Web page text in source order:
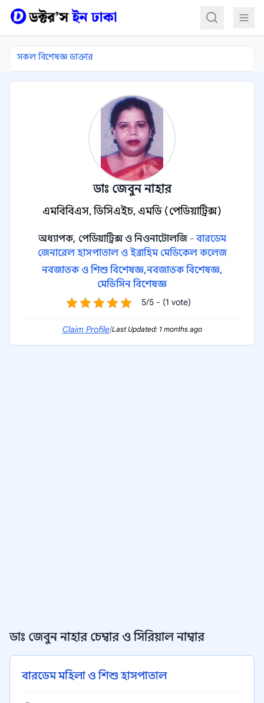
সকল বিশেষজ্ঞ ডাক্তার
ডাঃ জেবুন নাহার
এমবিবিএস, ডিসিএইচ, এমডি (পেডিয়াট্রিক্স)
অধ্যাপক, পেডিয়াট্রিক্স ও নিওনাটোলজি -বারডেম
জেনারেল হাসপাতাল ও ইব্রাহিম মেডিকেল কলেজ
নবজাতক ও শিশু বিশেষজ্ঞ,নবজাতক বিশেষজ্ঞ,
মেডিসিন বিশেষজ্ঞ
5/5 - (1 vote)
Claim Profile|Last Updated: 1 months ago
ডাঃ জেবুন নাহার চেম্বার ও সিরিয়াল নাম্বার
বারডেম মহিলা ও শিশু হাসপাতাল